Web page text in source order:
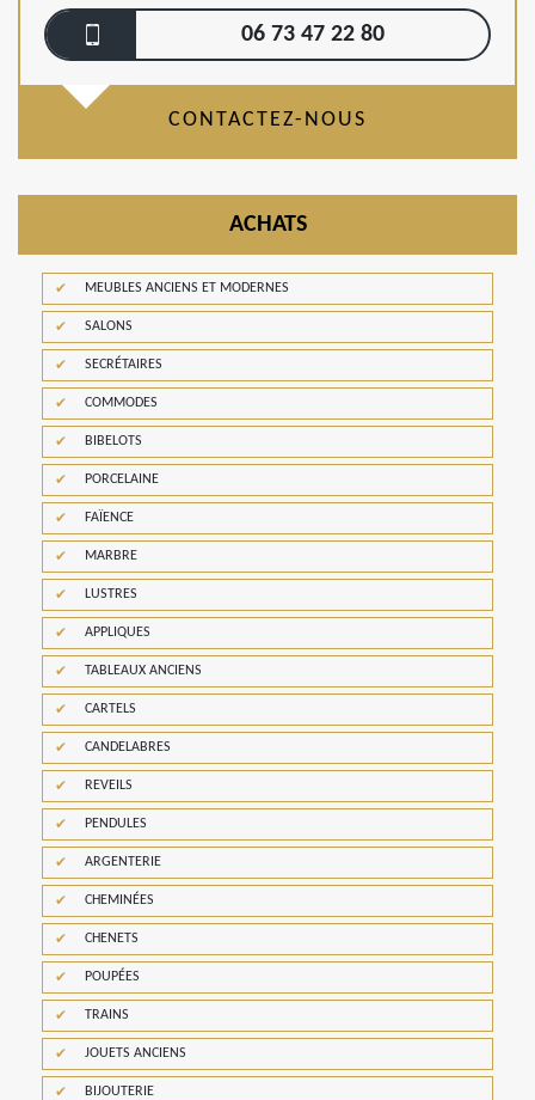
06 73 47 22 80
CONTACTEZ-NOUS
ACHATS
MEUBLES ANCIENS ET MODERNES
SALONS
SECRÉTAIRES
COMMODES
BIBELOTS
PORCELAINE
FAÏENCE
MARBRE
LUSTRES
APPLIQUES
TABLEAUX ANCIENS
CARTELS
CANDELABRES
REVEILS
PENDULES
ARGENTERIE
CHEMINÉES
CHENETS
POUPÉES
TRAINS
JOUETS ANCIENS
BIJOUTERIE